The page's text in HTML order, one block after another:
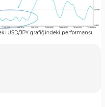
USD/JPY grafiğindeki performansı